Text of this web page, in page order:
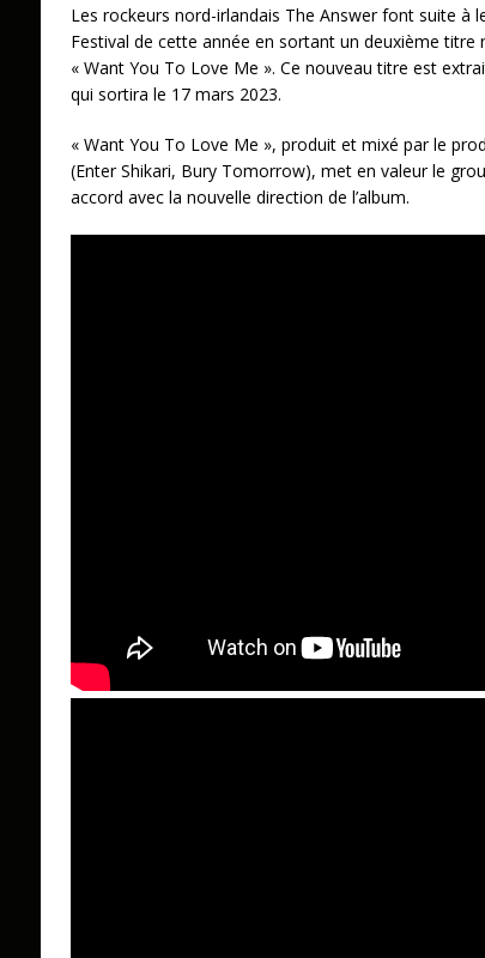
Les rockeurs nord-irlandais The Answer font suite à
Festival de cette année en sortant un deuxième titre
« Want You To Love Me ». Ce nouveau titre est
qui sortira le 17 mars 2023.
« Want You To Love Me », produit et mixé par le
(Enter Shikari, Bury Tomorrow), met en valeur le
accord avec la nouvelle direction de l’album.